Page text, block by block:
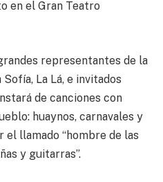
en el Gran Teatro
representantes de la
La Lá, e invitados
de canciones con
huaynos, carnavales y
llamado “hombre de las
y guitarras”.